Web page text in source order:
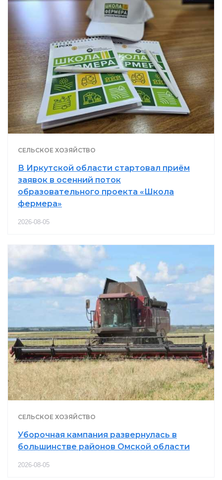
СЕЛЬСКОЕ ХОЗЯЙСТВО
В Иркутской области стартовал приём
заявок в осенний поток
образовательного проекта «Школа
фермера»
2026-08-05
СЕЛЬСКОЕ ХОЗЯЙСТВО
Уборочная кампания развернулась в
большинстве районов Омской области
2026-08-05